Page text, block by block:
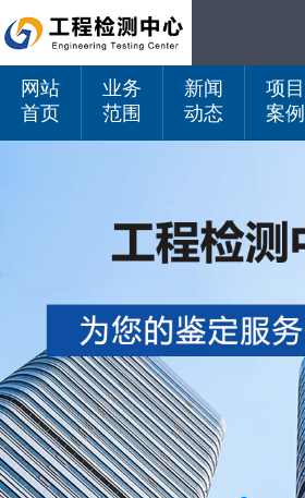
网站
首页
业务
范围
新闻
动态
项目
案例